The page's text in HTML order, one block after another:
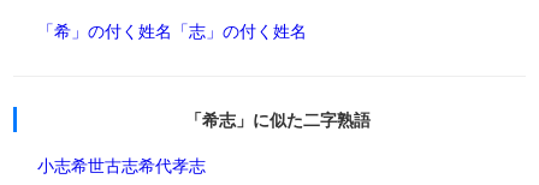
「希」の付く姓名 「志」の付く姓名
「希志」に似た二字熟語
小志希世古志希代孝志